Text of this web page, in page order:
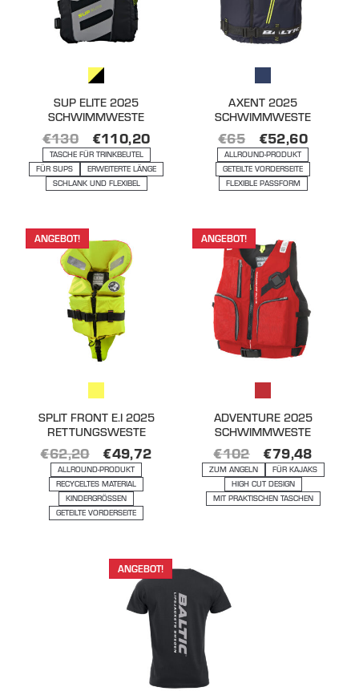
SUP ELITE 2025
SCHWIMMWESTE
€130 €110,20
TASCHE FÜR TRINKBEUTEL
FÜR SUPS
ERWEITERTE LÄNGE
SCHLANK UND FLEXIBEL
AXENT 2025
SCHWIMMWESTE
€65 €52,60
ALLROUND-PRODUKT
GETEILTE VORDERSEITE
FLEXIBLE PASSFORM
SPLIT FRONT E.I 2025
RETTUNGSWESTE
ANGEBOT!
€62,20 €49,72
ALLROUND-PRODUKT
RECYCELTES MATERIAL
KINDERGRÖSSEN
GETEILTE VORDERSEITE
ADVENTURE 2025
SCHWIMMWESTE
ANGEBOT!
€102 €79,48
ZUM ANGELN
FÜR KAJAKS
HIGH CUT DESIGN
MIT PRAKTISCHEN TASCHEN
ANGEBOT!